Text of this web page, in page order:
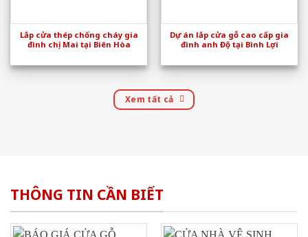
Lắp cửa thép chống cháy gia
đình chị Mai tại Biên Hòa
Dự án lắp cửa gỗ cao cấp gia
đình anh Độ tại Bình Lợi
Xem tất cả
THÔNG TIN CẦN BIẾT